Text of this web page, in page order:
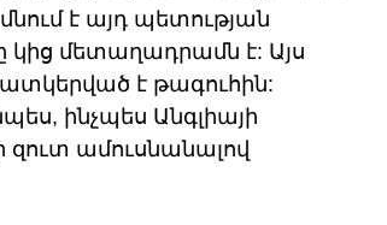
է այդ պետության
կից մետաղադրամն է: Այս
է թագուհին:
ինչպես Անգլիայի
զուտ ամուսնանալով